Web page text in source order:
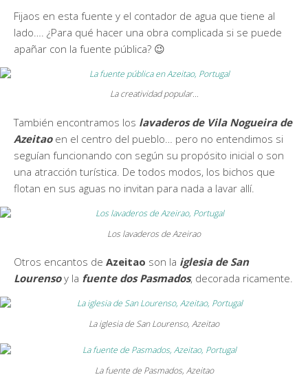
Fijaos en esta fuente y el contador de agua que tiene al
lado…. ¿Para qué hacer una obra complicada si se puede
apañar con la fuente pública? 😉
La creatividad popular…
También encontramos los lavaderos de Vila Nogueira de
Azeitaoen el centro del pueblo… pero no entendimos si
seguían funcionando con según su propósito inicial o son
una atracción turística. De todos modos, los bichos que
flotan en sus aguas no invitan para nada a lavar allí.
Los lavaderos de Azeirao
Otros encantos de Azeitao son la iglesia de San
Lourensoy la fuente dos Pasmados, decorada ricamente.
La iglesia de San Lourenso, Azeitao
La fuente de Pasmados, Azeitao